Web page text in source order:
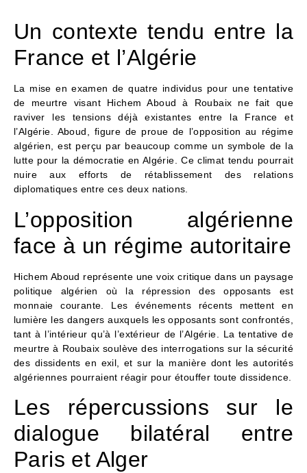
Un contexte tendu entre la
France et l’Algérie
La mise en examen de quatre individus pour une tentative
de meurtre visant Hichem Aboud à Roubaix ne fait que
raviver les tensions déjà existantes entre la France et
l’Algérie. Aboud, figure de proue de l’opposition au régime
algérien, est perçu par beaucoup comme un symbole de la
lutte pour la démocratie en Algérie. Ce climat tendu pourrait
nuire aux efforts de rétablissement des relations
diplomatiques entre ces deux nations.
L’opposition algérienne
face à un régime autoritaire
Hichem Aboud représente une voix critique dans un paysage
politique algérien où la répression des opposants est
monnaie courante. Les événements récents mettent en
lumière les dangers auxquels les opposants sont confrontés,
tant à l’intérieur qu’à l’extérieur de l’Algérie. La tentative de
meurtre à Roubaix soulève des interrogations sur la sécurité
des dissidents en exil, et sur la manière dont les autorités
algériennes pourraient réagir pour étouffer toute dissidence.
Les répercussions sur le
dialogue bilatéral entre
Paris et Alger